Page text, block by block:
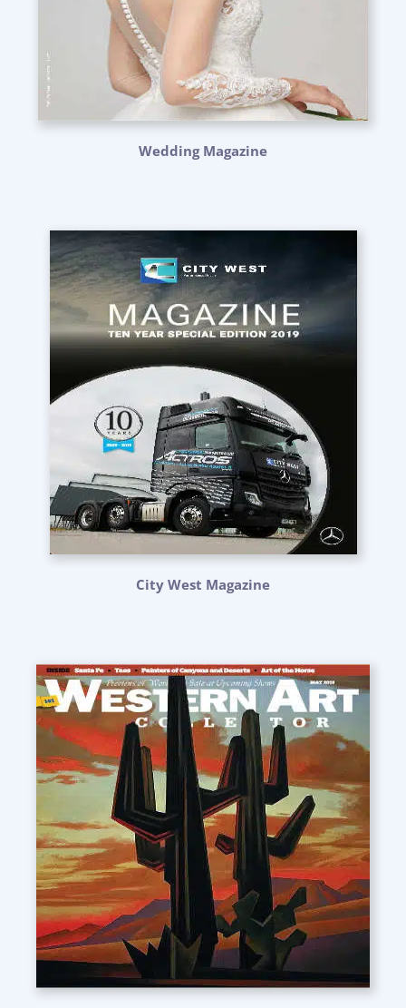
Wedding Magazine
City West Magazine